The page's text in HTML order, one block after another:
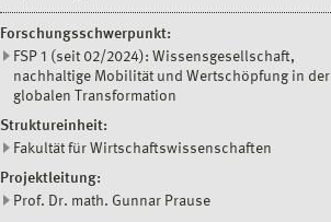
Forschungsschwerpunkt:
FSP 1 (seit 02/2024): Wissensgesellschaft,
nachhaltige Mobilität und Wertschöpfung in der
globalen Transformation
Struktureinheit:
Fakultät für Wirtschaftswissenschaften
Projektleitung:
Prof. Dr. math. Gunnar Prause